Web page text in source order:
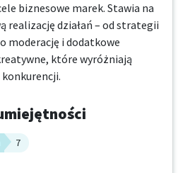
biznesowe marek. Stawia na
realizację działań – od strategii
moderację i dodatkowe
które wyróżniają
7